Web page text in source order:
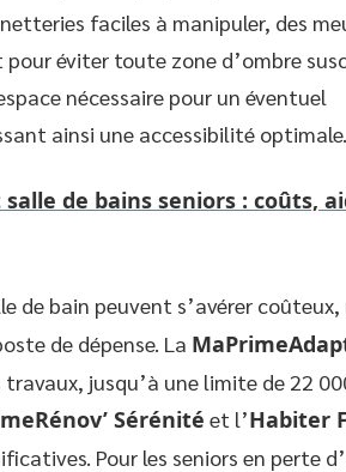
faciles à manipuler, des
éviter toute zone d’ombre
nécessaire pour un éventuel
ainsi une accessibilité optimale.
de bains seniors : coûts,
de bain peuvent s’avérer coûteux,
de dépense. La
jusqu’à une limite de 22
Sérénité et l’Habiter
Pour les seniors en perte